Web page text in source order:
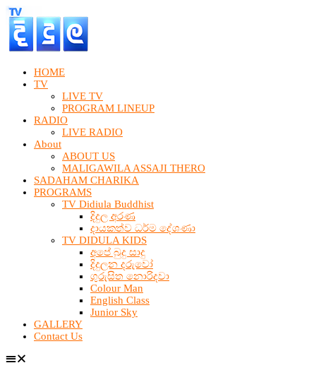
HOME
TV
LIVE TV
PROGRAM LINEUP
RADIO
LIVE RADIO
About
ABOUT US
MALIGAWILA ASSAJI THERO
SADAHAM CHARIKA
PROGRAMS
TV Didiula Buddhist
දිදුල අරණ
දායකත්ව ධර්ම දේශණා
TV DIDULA KIDS
අපේ බුදු සාදු
දිදුලන දරුවෝ
ගුරුසිත නොරිදවා
Colour Man
English Class
Junior Sky
GALLERY
Contact Us